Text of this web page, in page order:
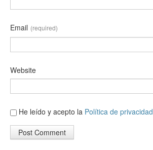
Email (required)
Website
He leído y acepto la Política de privacidad